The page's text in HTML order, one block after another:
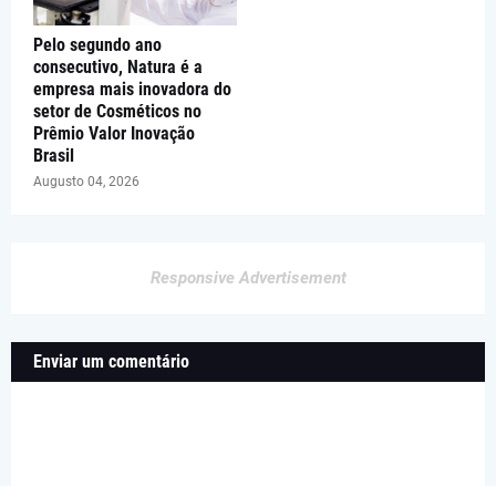
Pelo segundo ano
consecutivo, Natura é a
empresa mais inovadora do
setor de Cosméticos no
Prêmio Valor Inovação
Brasil
Augusto 04, 2026
Responsive Advertisement
Enviar um comentário